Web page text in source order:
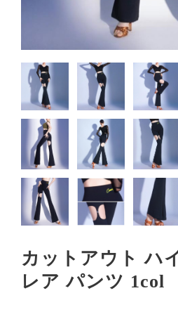
カットアウト ハ
レア パンツ 1col